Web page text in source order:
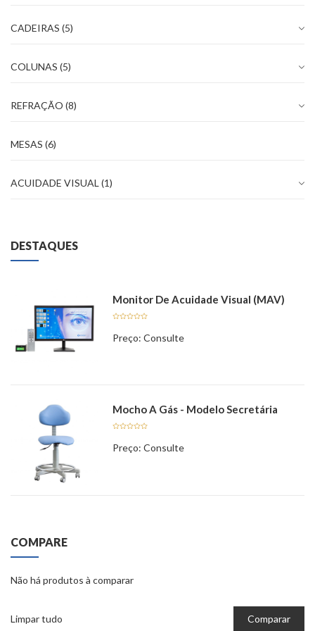
CADEIRAS (5)
COLUNAS (5)
REFRAÇÃO (8)
MESAS (6)
ACUIDADE VISUAL (1)
DESTAQUES
Monitor De Acuidade Visual (MAV)
Avaliação
5.00de 5
Preço: Consulte
Mocho A Gás - Modelo Secretária
Avaliação
5.00de 5
Preço: Consulte
COMPARE
Não há produtos à comparar
Limpar tudo Comparar